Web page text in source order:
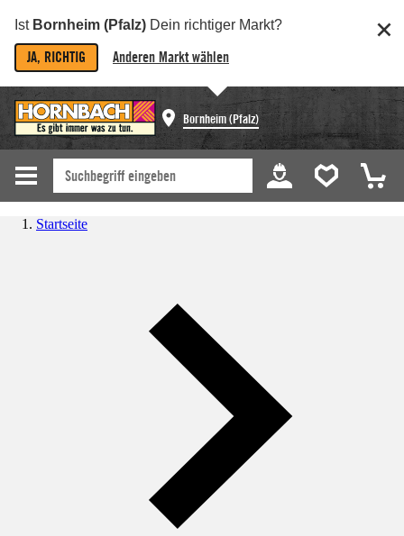
Ist Bornheim (Pfalz) Dein richtiger Markt?
JA, RICHTIG Anderen Markt wählen
Bornheim (Pfalz)
Startseite